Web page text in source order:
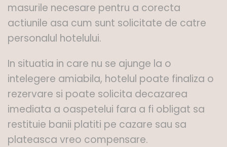
masurile necesare pentru a corecta
actiunile asa cum sunt solicitate de catre
personalul hotelului.
In situatia in care nu se ajunge la o
intelegere amiabila, hotelul poate finaliza o
rezervare si poate solicita decazarea
imediata a oaspetelui fara a fi obligat sa
restituie banii platiti pe cazare sau sa
plateasca vreo compensare.